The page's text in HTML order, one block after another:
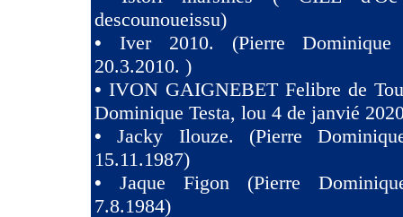
descounoueissu)
• Iver 2010. (Pierre
20.3.2010. )
• IVON GAIGNEBET Felibre de
Dominique Testa, lou 4 de janvié
•Jacky Ilouze. (Pierre
15.11.1987)
• Jaque Figon (Pierre
7.8.1984)